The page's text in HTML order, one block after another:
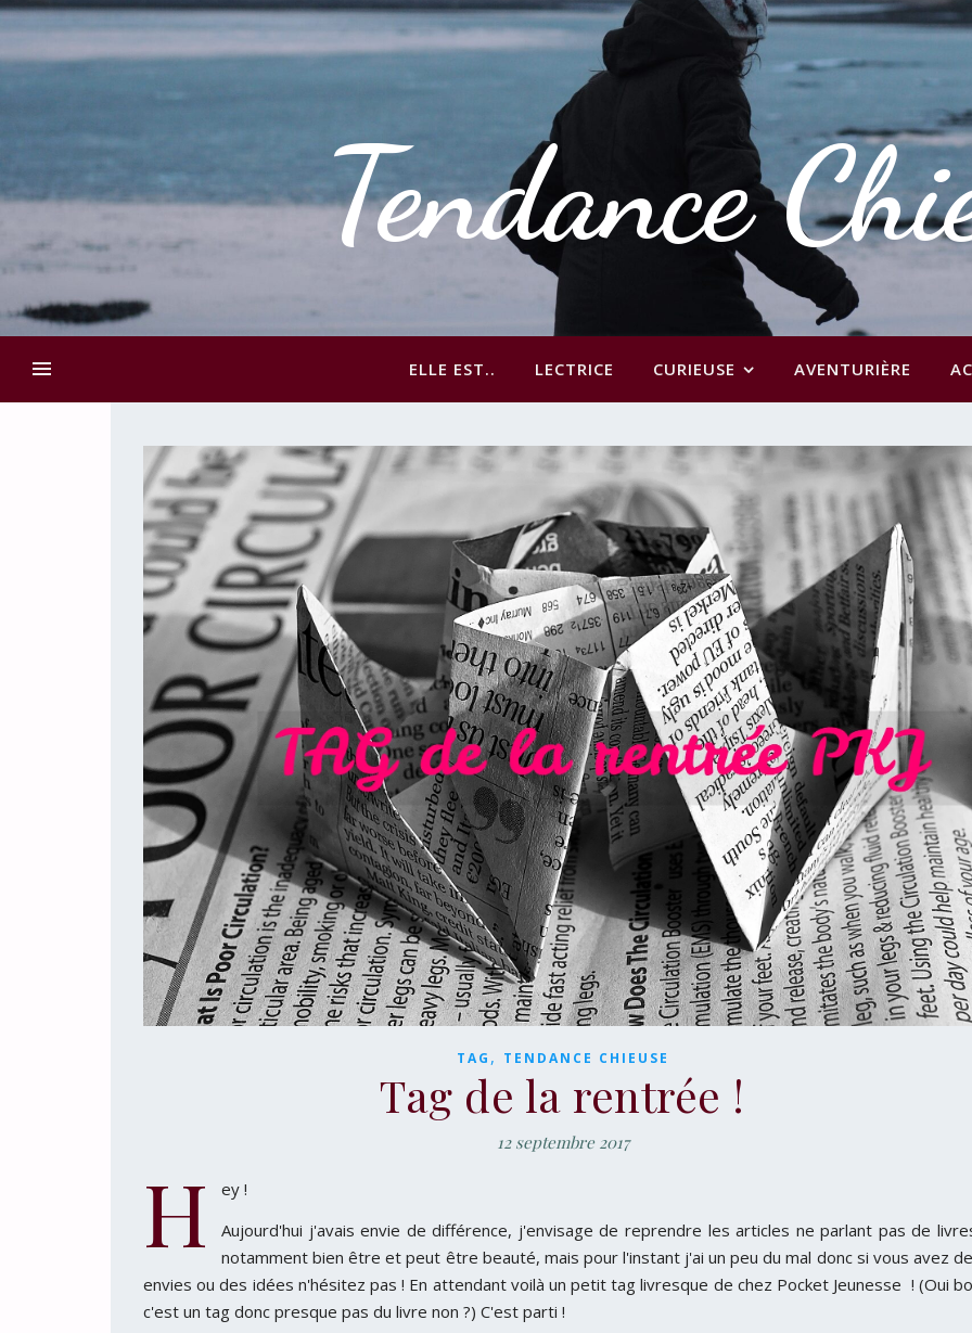
Tendance
ELLE EST.. LECTRICE CURIEUSE AVENTURIÈRE
TAG , TENDANCE CHIEUSE
Tag de la rentrée !
12 septembre 2017
H
ey !
Aujourd'hui j'avais envie de différence, j'envisage de reprendre les articles ne parlant pas de
notamment bien être et peut être beauté, mais pour l'instant j'ai un peu du mal donc si vous avez
envies ou des idées n'hésitez pas ! En attendant voilà un petit tag livresque de chez Pocket Jeunesse ! (Oui
c'est un tag donc presque pas du livre non ?) C'est parti !